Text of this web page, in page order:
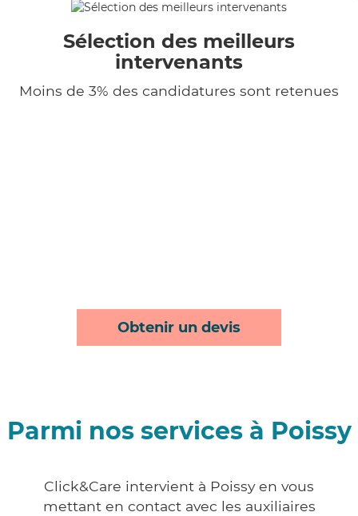
Sélection des meilleurs
intervenants
Moins de 3% des candidatures sont retenues
Obtenir un devis
Parmi nos services à Poissy
Click&Care intervient à Poissy en vous
mettant en contact avec les auxiliaires